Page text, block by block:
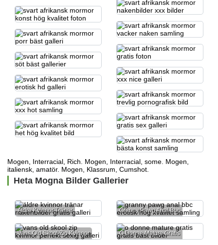
Mogen, Interracial, Rich. Mogen, Interracial, some. Mogen,
italiensk, amatör. Mogen, Klassrum, Cumshot.
Heta Mogna Bilder Gallerier
Äldre Kvinnor Tränar Granny Pawg Anal Bbc
Vans Old Skool Zip Kvinnor O Donne Mature Gratis